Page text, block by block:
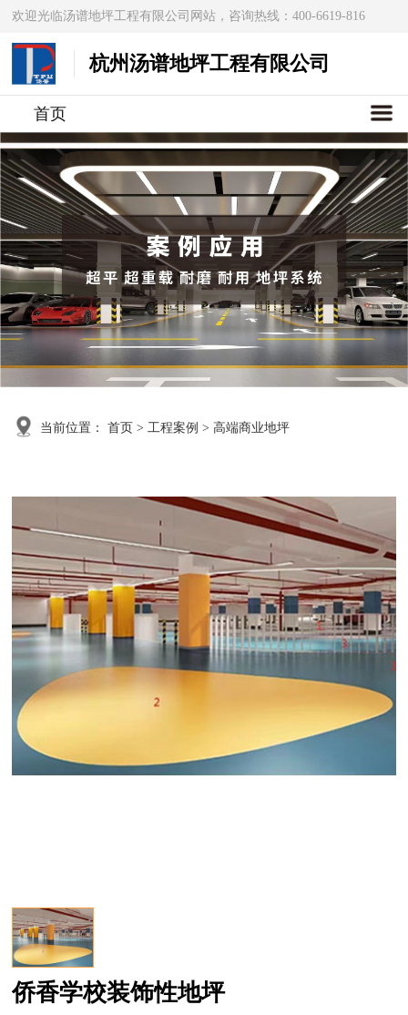
欢迎光临汤谱地坪工程有限公司网站，咨询热线：400-6619-816
杭州汤谱地坪工程有限公司
首页
当前位置：首页 > 工程案例 >高端商业地坪
侨香学校装饰性地坪